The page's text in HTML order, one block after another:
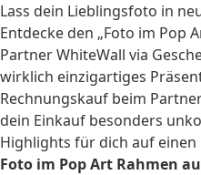
Lass dein Lieblingsfoto in
Entdecke den „Foto im Pop
Partner WhiteWall via
wirklich einzigartiges
Rechnungskauf beim
dein Einkauf besonders
Highlights für dich auf einen
Foto im Pop Art Rahmen